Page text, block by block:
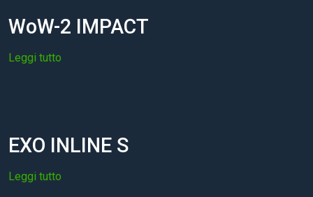
WoW-2 IMPACT
Leggi tutto
EXO INLINE S
Leggi tutto